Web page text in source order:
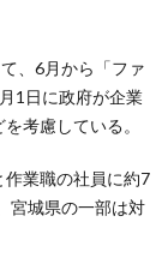
、6月から「ファ
1日に政府が企業
考慮している。
作業職の社員に約7
宮城県の一部は対